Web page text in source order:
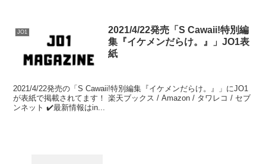
JO1
2021/4/22発売「S Cawaii!特別編
集『イケメンだらけ。』」JO1表
紙
2021/4/22発売の「S Cawaii!特別編集『イケメンだらけ。』」にJO1
が表紙で掲載されてます！ 楽天ブックス / Amazon / タワレコ / セブ
ンネット ✔️最新情報はin...